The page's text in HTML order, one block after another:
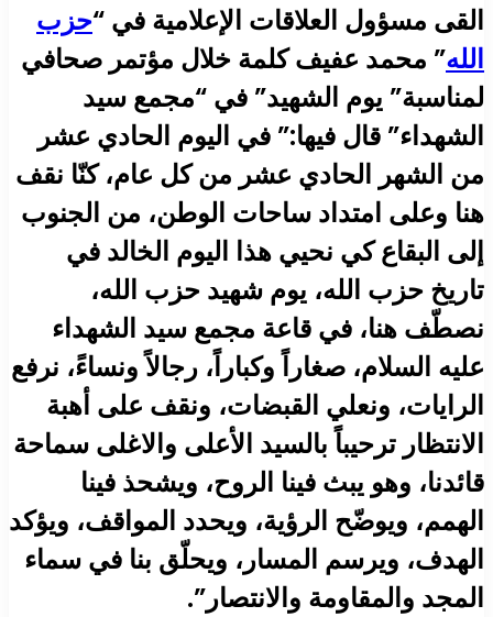
القى مسؤول العلاقات الإعلامية في “حزب
الله” محمد عفيف كلمة خلال مؤتمر صحافي
لمناسبة” يوم الشهيد” في “مجمع سيد
الشهداء” قال فيها:” في اليوم الحادي عشر
من الشهر الحادي عشر من كل عام، كنّا نقف
‏هنا وعلى امتداد ساحات الوطن، من الجنوب
إلى البقاع كي نحيي هذا ‏اليوم الخالد في
تاريخ حزب الله، يوم شهيد حزب الله،
نصطّف هنا، في ‏قاعة مجمع سيد الشهداء
عليه السلام، صغاراً وكباراً، رجالاً ونساءً، نرفع
‏الرايات، ونعلي القبضات، ونقف على أهبة
الانتظار ترحيباً بالسيد الأعلى ‏والاغلى سماحة
قائدنا، وهو يبث فينا الروح، ويشحذ فينا
الهمم، ويوضّح ‏الرؤية، ويحدد المواقف، ويؤكد
الهدف، ويرسم المسار، ويحلّق بنا في ‏سماء
المجد والمقاومة والانتصار”. ‏